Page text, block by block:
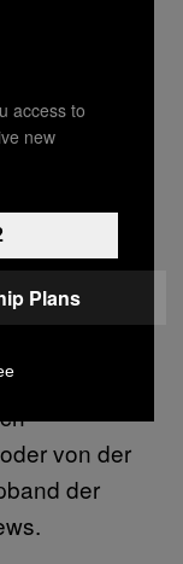
und eine
Woche
und
versuchen
von der
der
access to
new
Plans